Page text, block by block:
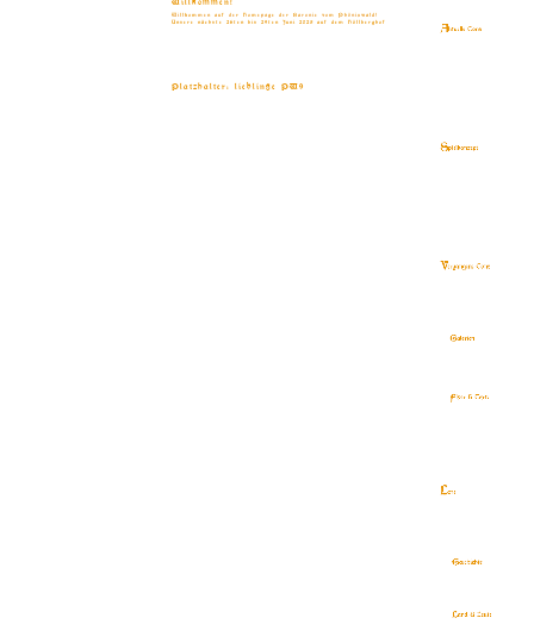
Willkommen auf der Homepage der Baronie vom Phönixwald!
Unsere nächste 26ten bis 29ten Juni 2025 auf dem Höllberghof
Platzhalter: lieblinge PW9